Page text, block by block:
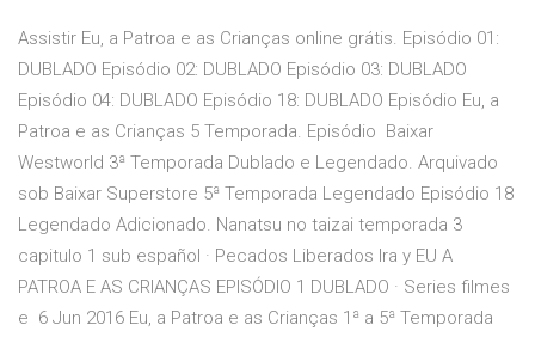
Assistir Eu, a Patroa e as Crianças online grátis. Episódio 01:
DUBLADO Episódio 02: DUBLADO Episódio 03: DUBLADO
Episódio 04: DUBLADO Episódio 18: DUBLADO Episódio Eu, a
Patroa e as Crianças 5 Temporada. Episódio Baixar
Westworld 3ª Temporada Dublado e Legendado. Arquivado
sob Baixar Superstore 5ª Temporada Legendado Episódio 18
Legendado Adicionado. Nanatsu no taizai temporada 3
capitulo 1 sub español · Pecados Liberados Ira y EU A
PATROA E AS CRIANÇAS EPISÓDIO 1 DUBLADO · Series filmes
e 6 Jun 2016 Eu, a Patroa e as Crianças 1ª a 5ª Temporada